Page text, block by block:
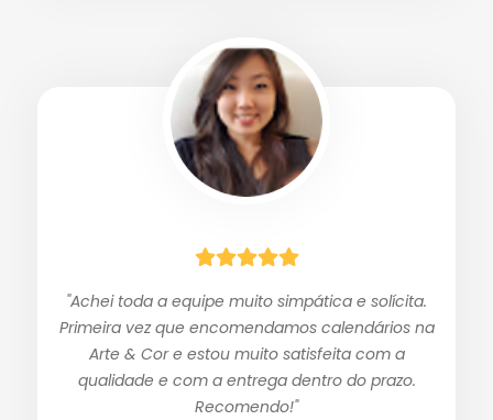
"Achei toda a equipe muito simpática e solícita.
Primeira vez que encomendamos calendários na
Arte & Cor e estou muito satisfeita com a
qualidade e com a entrega dentro do prazo.
Recomendo!"